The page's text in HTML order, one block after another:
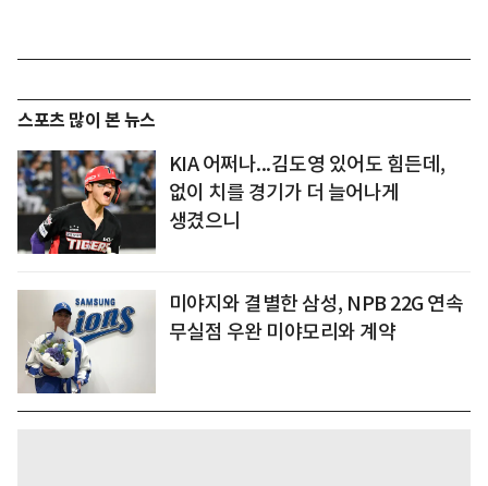
스포츠 많이 본 뉴스
KIA 어쩌나...김도영 있어도 힘든데,
없이 치를 경기가 더 늘어나게
생겼으니
미야지와 결별한 삼성, NPB 22G 연속
무실점 우완 미야모리와 계약